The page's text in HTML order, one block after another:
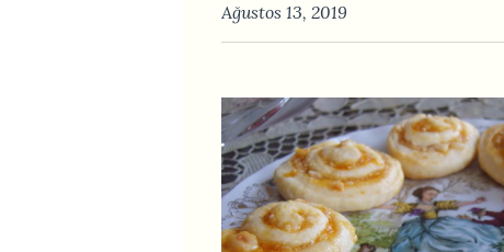
Ağustos 13, 2019